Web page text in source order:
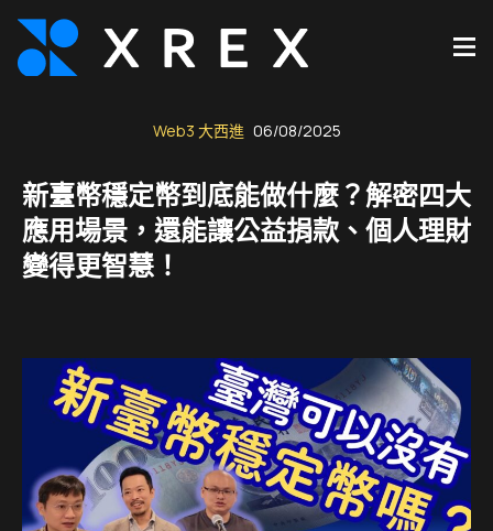
Web3 大西進 06/08/2025
新臺幣穩定幣到底能做什麼？解密四大
應用場景，還能讓公益捐款、個人理財
變得更智慧！